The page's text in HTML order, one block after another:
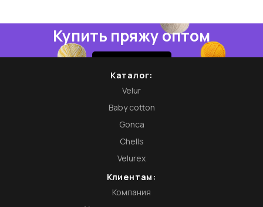
Купить пряжу оптом
Каталог:
Velur
Baby cotton
Gonca
Chells
Velurex
Клиентам:
Компания